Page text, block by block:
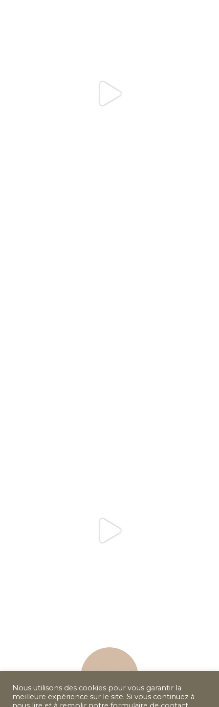
Nous utilisons des cookies pour vous garantir la
meilleure expérience sur le site. Si vous continuez à